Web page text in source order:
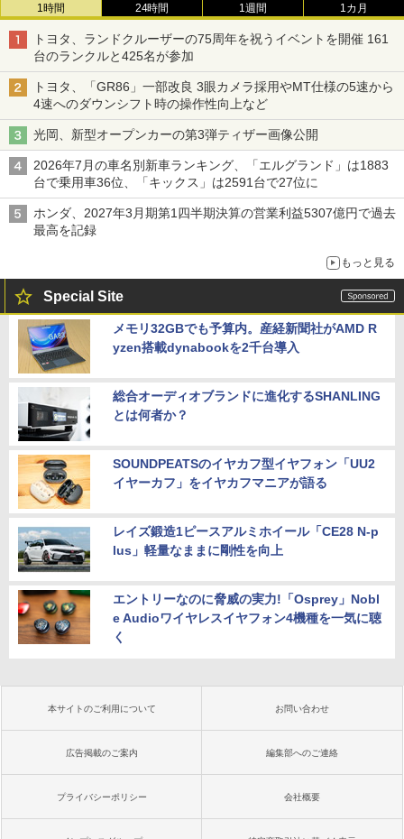
1時間 24時間 1週間 1カ月
トヨタ、ランドクルーザーの75周年を祝うイベントを開催 161
台のランクルと425名が参加
トヨタ、「GR86」一部改良 3眼カメラ採用やMT仕様の5速から
4速へのダウンシフト時の操作性向上など
光岡、新型オープンカーの第3弾ティザー画像公開
2026年7月の車名別新車ランキング、「エルグランド」は1883
台で乗用車36位、「キックス」は2591台で27位に
ホンダ、2027年3月期第1四半期決算の営業利益5307億円で過去
最高を記録
もっと見る
Special Site
メモリ32GBでも予算内。産経新聞社がAMD R
yzen搭載dynabookを2千台導入
総合オーディオブランドに進化するSHANLING
とは何者か？
SOUNDPEATSのイヤカフ型イヤフォン「UU2
イヤーカフ」をイヤカフマニアが語る
レイズ鍛造1ピースアルミホイール「CE28 N-p
lus」軽量なままに剛性を向上
エントリーなのに脅威の実力!「Osprey」Nobl
e Audioワイヤレスイヤフォン4機種を一気に聴
く
本サイトのご利用について お問い合わせ
広告掲載のご案内 編集部へのご連絡
プライバシーポリシー 会社概要